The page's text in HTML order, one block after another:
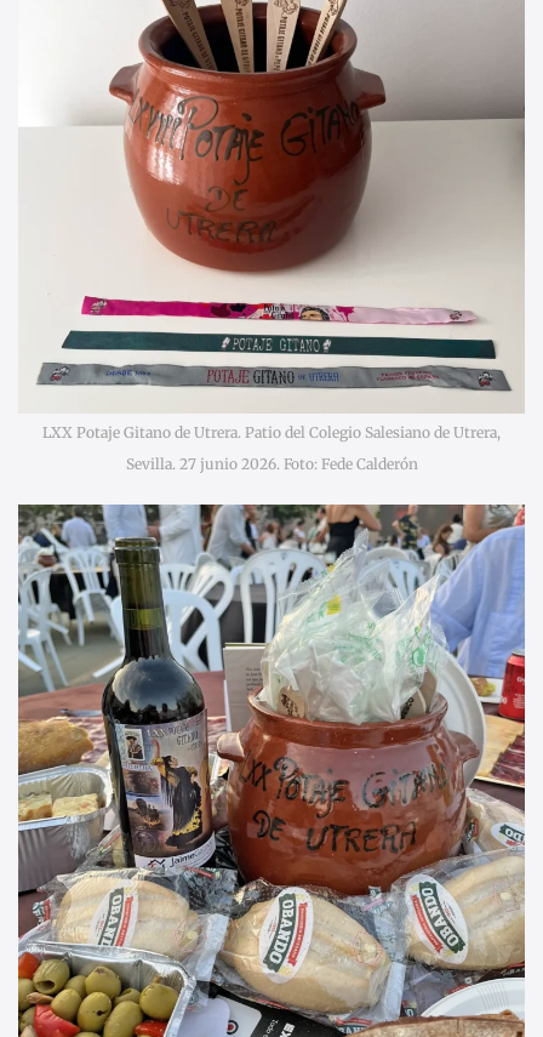
LXX Potaje Gitano de Utrera. Patio del Colegio Salesiano de Utrera,
Sevilla. 27 junio 2026. Foto: Fede Calderón